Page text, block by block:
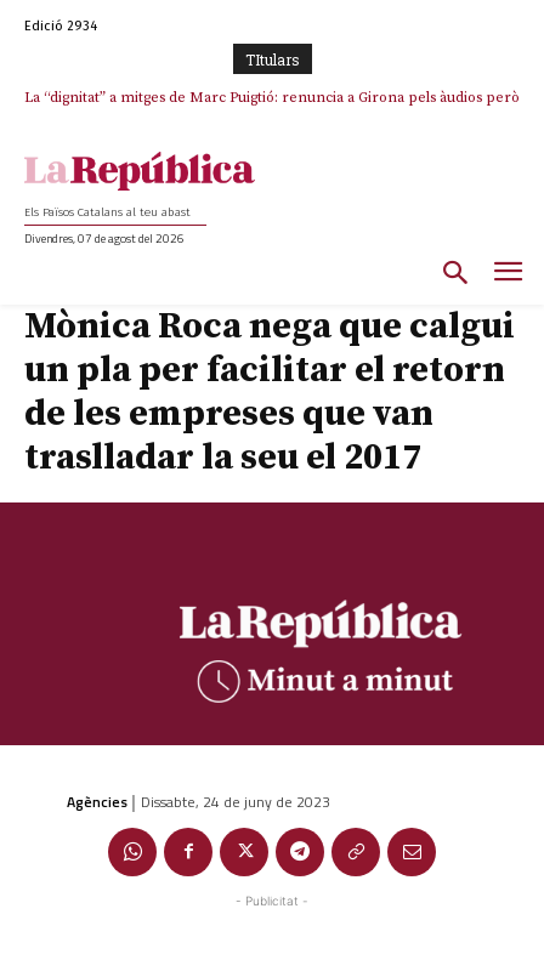
Edició 2934
TItulars
La “dignitat” a mitges de Marc Puigtió: renuncia a Girona pels àudios però
Els Països Catalans al teu abast
Divendres, 07 de agost del 2026
Mònica Roca nega que calgui
un pla per facilitar el retorn
de les empreses que van
traslladar la seu el 2017
Agències | Dissabte, 24 de juny de 2023
- Publicitat -